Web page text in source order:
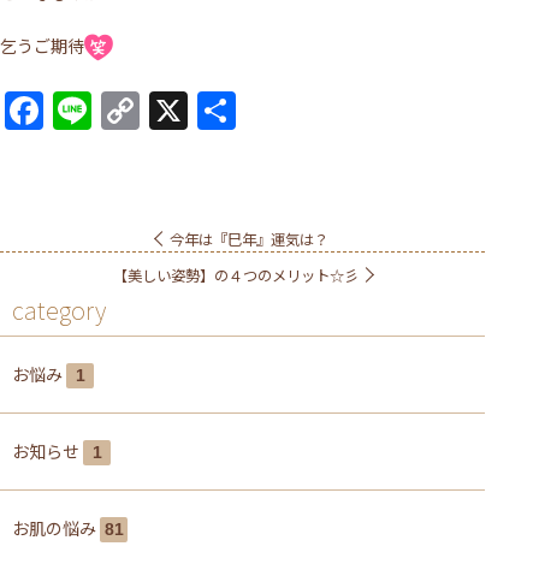
乞うご期待
Facebook
LineCopy
Link
X
今年は『巳年』運気は？
【美しい姿勢】の４つのメリット☆彡
category
お悩み 1
お知らせ 1
お肌の悩み 81